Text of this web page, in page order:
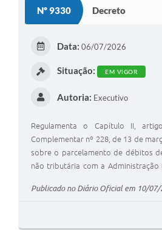
Nº 9330 Decreto
Data: 06/07/2026
Situação: EM VIGOR
Autoria: Executivo
Regulamenta o Capítulo II,
Complementar nº 228, de 13 de
sobre o parcelamento de débitos
não tributária com a Administração
Publicado no Diário Oficial em 10/07/